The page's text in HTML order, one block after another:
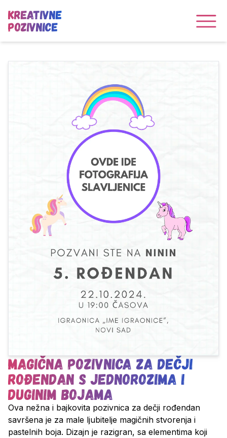
Kreativne
Pozivnice
Magična pozivnica za dečji
rođendan s jednorozima i
duginim bojama
Ova nežna i bajkovita pozivnica za dečji rođendan
savršena je za male ljubitelje magičnih stvorenja i
pastelnih boja. Dizajn je razigran, sa elementima koji